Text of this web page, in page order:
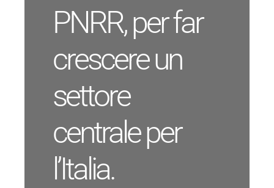
PNRR, per far
crescere un
settore
centrale per
l’Italia.